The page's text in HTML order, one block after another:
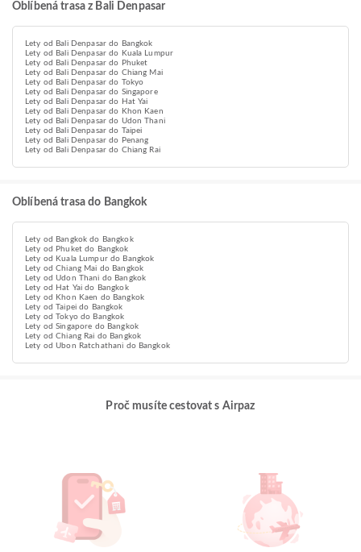
Oblíbená trasa z Bali Denpasar
Lety od Bali Denpasar do Bangkok
Lety od Bali Denpasar do Kuala Lumpur
Lety od Bali Denpasar do Phuket
Lety od Bali Denpasar do Chiang Mai
Lety od Bali Denpasar do Tokyo
Lety od Bali Denpasar do Singapore
Lety od Bali Denpasar do Hat Yai
Lety od Bali Denpasar do Khon Kaen
Lety od Bali Denpasar do Udon Thani
Lety od Bali Denpasar do Taipei
Lety od Bali Denpasar do Penang
Lety od Bali Denpasar do Chiang Rai
Oblíbená trasa do Bangkok
Lety od Bangkok do Bangkok
Lety od Phuket do Bangkok
Lety od Kuala Lumpur do Bangkok
Lety od Chiang Mai do Bangkok
Lety od Udon Thani do Bangkok
Lety od Hat Yai do Bangkok
Lety od Khon Kaen do Bangkok
Lety od Taipei do Bangkok
Lety od Tokyo do Bangkok
Lety od Singapore do Bangkok
Lety od Chiang Rai do Bangkok
Lety od Ubon Ratchathani do Bangkok
Proč musíte cestovat s Airpaz